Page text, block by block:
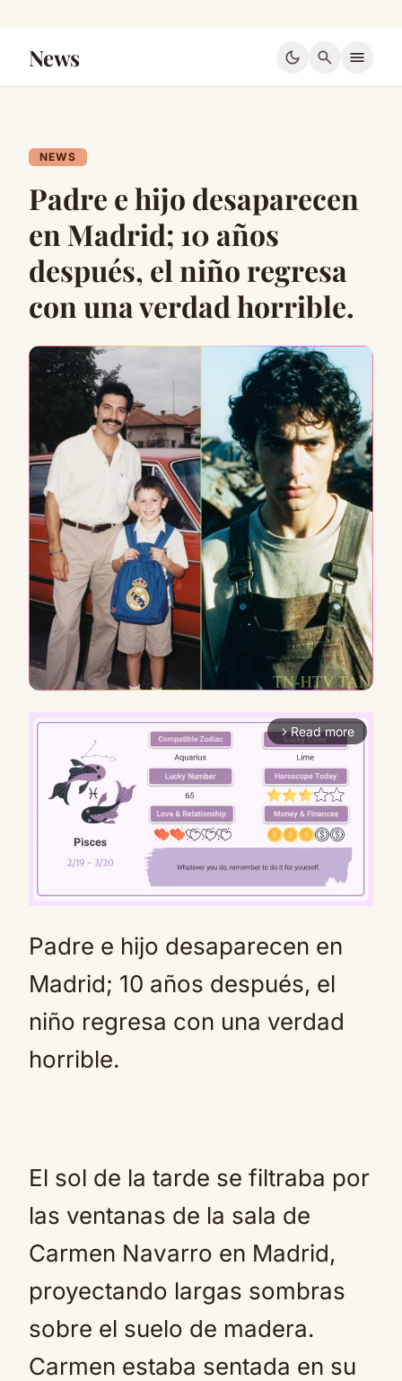
News dark_mode search menu
NEWS
Padre e hijo desaparecen
en Madrid; 10 años
después, el niño regresa
con una verdad horrible.
arrow_forward_ios Read more
Mute
Padre e hijo desaparecen en
Madrid; 10 años después, el
niño regresa con una verdad
horrible.
El sol de la tarde se filtraba por
las ventanas de la sala de
Carmen Navarro en Madrid,
proyectando largas sombras
sobre el suelo de madera.
Carmen estaba sentada en su